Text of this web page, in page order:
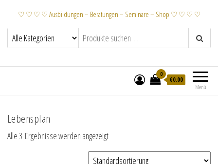
♡ ♡ ♡ ♡ Ausbildungen – Beratungen – Seminare – Shop ♡ ♡ ♡ ♡
Menü
0
€0.00
Lebensplan
Alle 3 Ergebnisse werden angezeigt